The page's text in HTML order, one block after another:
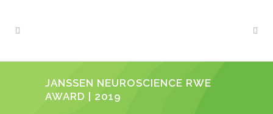
JANSSEN NEUROSCIENCE RWE
AWARD | 2019